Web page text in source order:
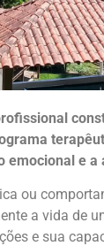
emocional e a
ou
a vida de
e sua